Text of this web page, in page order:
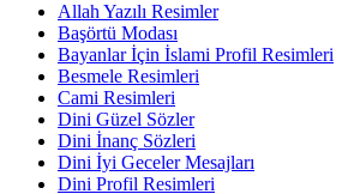
Allah Yazılı Resimler
Başörtü Modası
Bayanlar İçin İslami Profil Resimleri
Besmele Resimleri
Cami Resimleri
Dini Güzel Sözler
Dini İnanç Sözleri
Dini İyi Geceler Mesajları
Dini Profil Resimleri